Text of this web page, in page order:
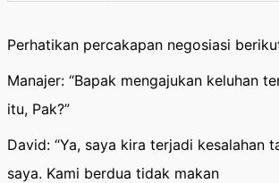
Perhatikan percakapan negosiasi
Manajer: “Bapak mengajukan keluhan
itu, Pak?”
David: “Ya, saya kira terjadi kesalahan
saya. Kami berdua tidak makan